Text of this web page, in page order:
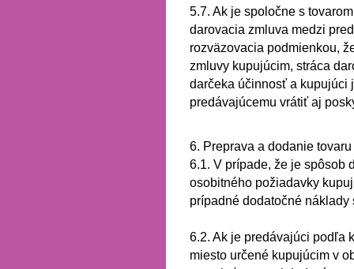
5.7. Ak je spoločne s
darovacia zmluva medzi
rozväzovacia podmienkou,
zmluvy kupujúcim, stráca
darčeka účinnosť a kupujúci
predávajúcemu vrátiť aj
6. Preprava a dodanie tovaru
6.1. V prípade, že je spôsob
osobitného požiadavky
prípadné dodatočné náklady
6.2. Ak je predávajúci podľa
miesto určené kupujúcim v